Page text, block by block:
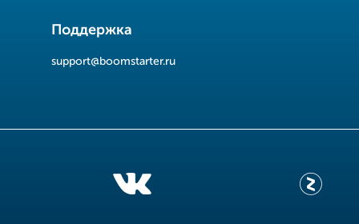
Поддержка
support@boomstarter.ru